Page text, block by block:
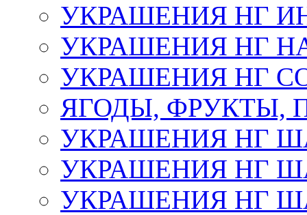
УКРАШЕНИЯ НГ
УКРАШЕНИЯ НГ
УКРАШЕНИЯ НГ
ЯГОДЫ, ФРУКТЫ,
УКРАШЕНИЯ НГ
УКРАШЕНИЯ НГ
УКРАШЕНИЯ НГ